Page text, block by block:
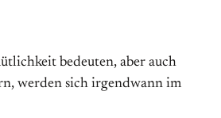
bedeuten, aber auch
werden sich irgendwann im